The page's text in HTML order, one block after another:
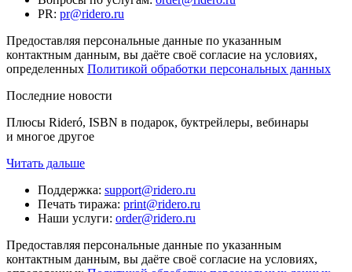
PR: pr@ridero.ru
Предоставляя персональные данные по указанным
контактным данным, вы даёте своё согласие на условиях,
определенных Политикой обработки персональных данных
Последние новости
Плюсы Rideró, ISBN в подарок, буктрейлеры, вебинары
и многое другое
Читать дальше
Поддержка: support@ridero.ru
Печать тиража: print@ridero.ru
Наши услуги: order@ridero.ru
Предоставляя персональные данные по указанным
контактным данным, вы даёте своё согласие на условиях,